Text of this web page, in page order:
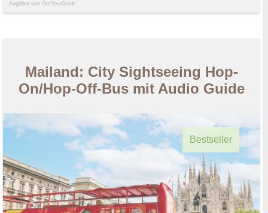
Angebot von GetYourGuide
Mailand: City Sightseeing Hop-
On/Hop-Off-Bus mit Audio Guide
Bestseller